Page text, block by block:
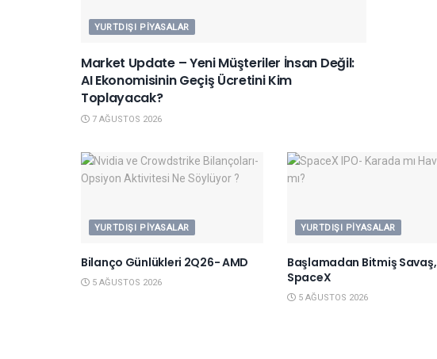
YURTDIŞI PIYASALAR
Market Update – Yeni Müşteriler İnsan Değil:
AI Ekonomisinin Geçiş Ücretini Kim
Toplayacak?
7 AĞUSTOS 2026
YURTDIŞI PIYASALAR
Bilanço Günlükleri 2Q26- AMD
5 AĞUSTOS 2026
YURTDIŞI PIYASALAR
Başlamadan Bitmiş Savaş,
SpaceX
5 AĞUSTOS 2026